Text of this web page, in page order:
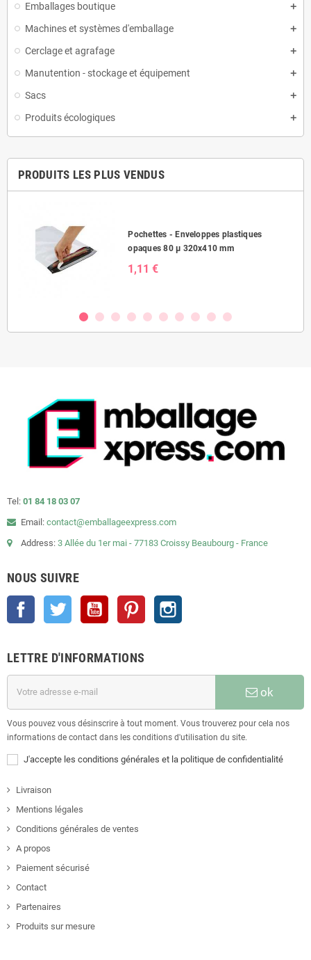
Emballages boutique
Machines et systèmes d'emballage
Cerclage et agrafage
Manutention - stockage et équipement
Sacs
Produits écologiques
PRODUITS LES PLUS VENDUS
Pochettes - Enveloppes plastiques
opaques 80 µ 320x410 mm
1,11 €
Tel: 01 84 18 03 07
Email: contact@emballageexpress.com
Address: 3 Allée du 1er mai - 77183 Croissy Beaubourg - France
NOUS SUIVRE
Facebook Twitter YouTube Pinterest
LETTRE D'INFORMATIONS
ok
Vous pouvez vous désinscrire à tout moment. Vous trouverez pour cela nos
informations de contact dans les conditions d'utilisation du site.
J'accepte les conditions générales et la politique de confidentialité
Livraison
Mentions légales
Conditions générales de ventes
A propos
Paiement sécurisé
Contact
Partenaires
Produits sur mesure